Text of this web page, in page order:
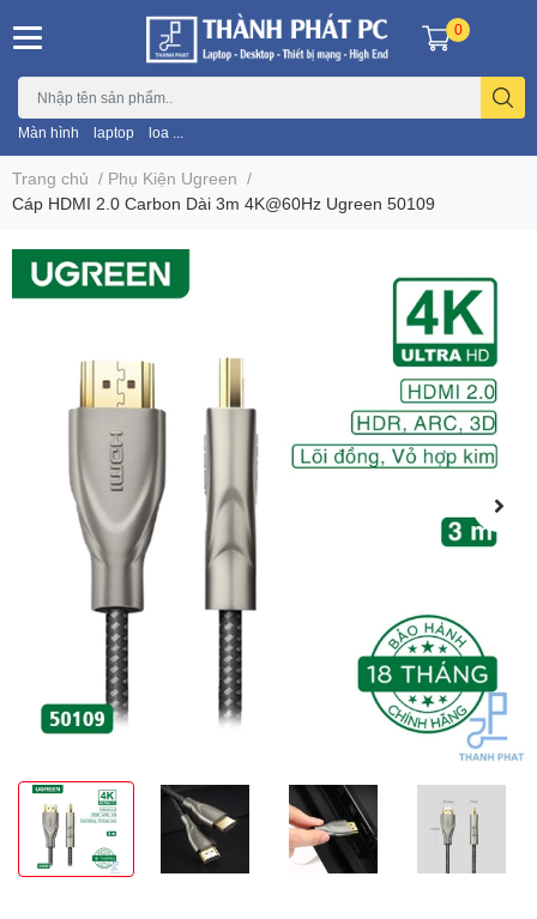
Màn hình laptop loa ...
0
Trang chủ / Phụ Kiện Ugreen /
Cáp HDMI 2.0 Carbon Dài 3m 4K@60Hz Ugreen 50109